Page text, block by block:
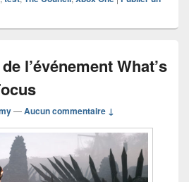
l’événement What’s
—Aucun commentaire ↓